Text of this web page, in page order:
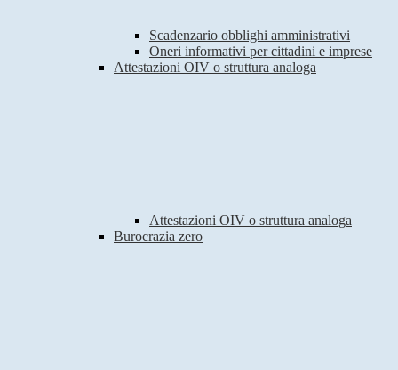
Scadenzario obblighi amministrativi
Oneri informativi per cittadini e imprese
Attestazioni OIV o struttura analoga
Attestazioni OIV o struttura analoga
Burocrazia zero